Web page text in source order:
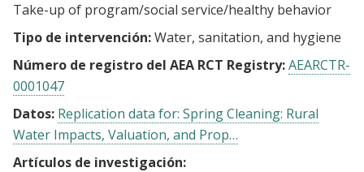
Take-up of program/social service/healthy behavior
Tipo de intervención:Water, sanitation, and hygiene
Número de registro del AEA RCT Registry:AEARCTR-
0001047
Datos: Replication data for: Spring Cleaning: Rural
Water Impacts, Valuation, and Prop…
Artículos de investigación: